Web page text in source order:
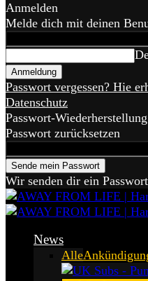
Anmelden
Melde dich mit deinen
Passwort vergessen? Hie
Datenschutz
Passwort-Wiederherstellung
Passwort zurücksetzen
Wir senden dir ein
News
Alle